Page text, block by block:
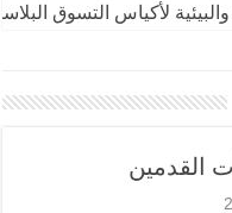
لأكياس التسوق
القدمين